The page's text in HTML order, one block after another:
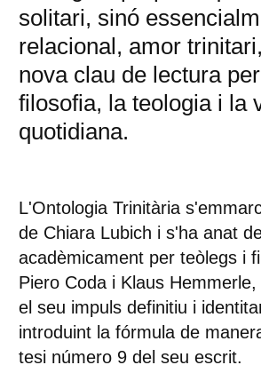
solitari, sinó
relacional, amor
nova clau de lectura
filosofia, la teologia i la
quotidiana.
L'Ontologia Trinitària
de Chiara Lubich i s'ha anat
acadèmicament per teòlegs i
Piero Coda i Klaus
el seu impuls definitiu i
introduint la fórmula de
tesi número 9 del seu escrit.